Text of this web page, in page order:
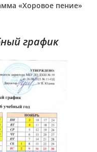
«Хоровое пение»
график